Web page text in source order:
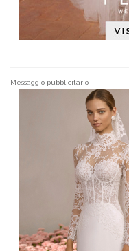
Messaggio pubblicitario